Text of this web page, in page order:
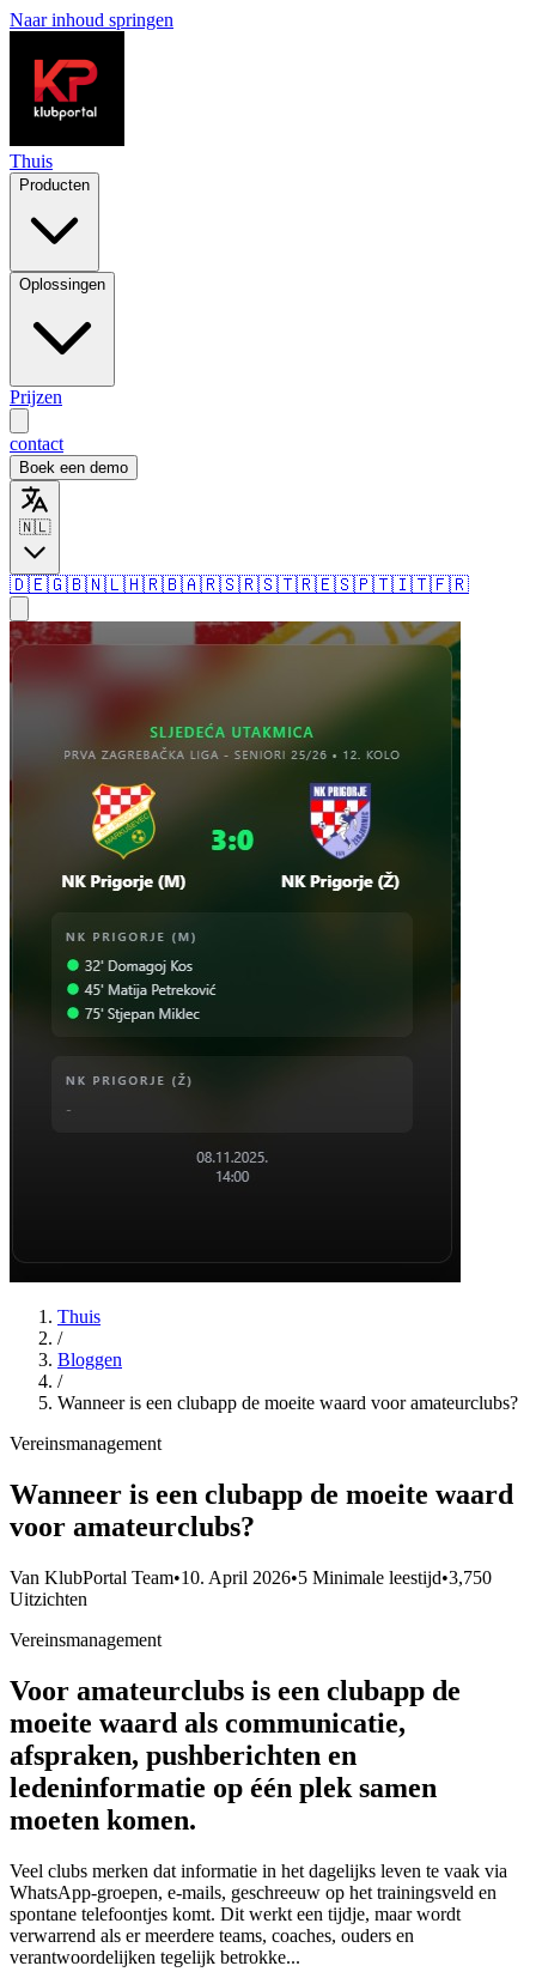
Naar inhoud springen
Thuis
Producten
Oplossingen
Prijzen
contact
Boek een demo
🇳🇱
🇩🇪🇬🇧🇳🇱🇭🇷🇧🇦🇷🇸🇷🇸🇹🇷🇪🇸🇵🇹🇮🇹🇫🇷
Thuis
/
Bloggen
/
Wanneer is een clubapp de moeite waard voor amateurclubs?
Vereinsmanagement
Wanneer is een clubapp de moeite waard
voor amateurclubs?
Van KlubPortal Team•10. April 2026•5 Minimale leestijd•3,750
Uitzichten
Vereinsmanagement
Voor amateurclubs is een clubapp de
moeite waard als communicatie,
afspraken, pushberichten en
ledeninformatie op één plek samen
moeten komen.
Veel clubs merken dat informatie in het dagelijks leven te vaak via
WhatsApp-groepen, e-mails, geschreeuw op het trainingsveld en
spontane telefoontjes komt. Dit werkt een tijdje, maar wordt
verwarrend als er meerdere teams, coaches, ouders en
verantwoordelijken tegelijk betrokke...